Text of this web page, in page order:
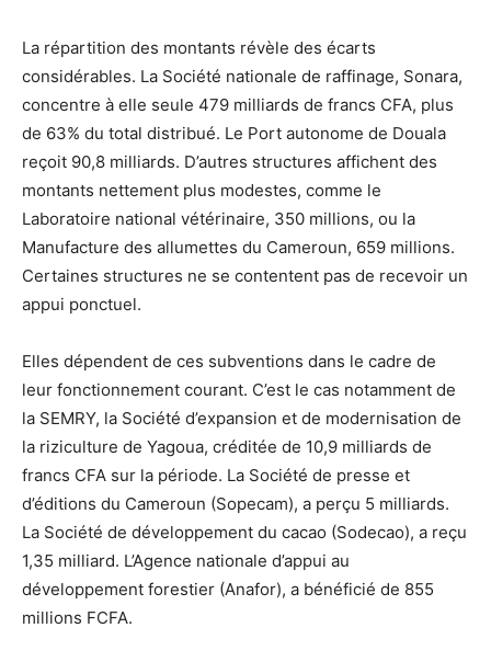
La répartition des montants révèle des écarts
considérables. La Société nationale de raffinage, Sonara,
concentre à elle seule 479 milliards de francs CFA, plus
de 63% du total distribué. Le Port autonome de Douala
reçoit 90,8 milliards. D’autres structures affichent des
montants nettement plus modestes, comme le
Laboratoire national vétérinaire, 350 millions, ou la
Manufacture des allumettes du Cameroun, 659 millions.
Certaines structures ne se contentent pas de recevoir un
appui ponctuel.
Elles dépendent de ces subventions dans le cadre de
leur fonctionnement courant. C’est le cas notamment de
la SEMRY, la Société d’expansion et de modernisation de
la riziculture de Yagoua, créditée de 10,9 milliards de
francs CFA sur la période. La Société de presse et
d’éditions du Cameroun (Sopecam), a perçu 5 milliards.
La Société de développement du cacao (Sodecao), a reçu
1,35 milliard. L’Agence nationale d’appui au
développement forestier (Anafor), a bénéficié de 855
millions FCFA.